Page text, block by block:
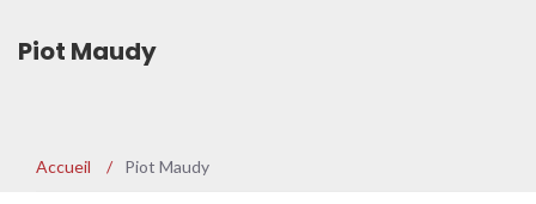
Piot Maudy
Accueil / Piot Maudy